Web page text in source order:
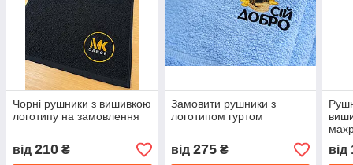
Чорні рушники з вишивкою
логотипу на замовлення
від 210 ₴
Замовити рушники з
логотипом гуртом
від 275₴ від